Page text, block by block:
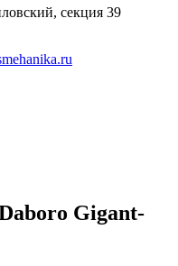
секция 39
Gigant-